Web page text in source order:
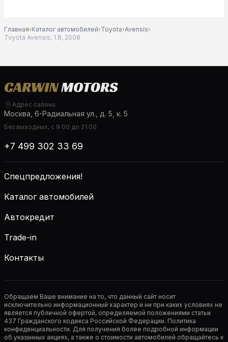
Главная›Каталог автомобилей›Toyota›Avensis›
Toyota Avensis, 1.8, 2008
Адрес салона
Москва, 6-Радиальная ул., д. 5, к. 5
Без выходных, с 9:00 до 21:00
+7 499 302 33 69
Спецпредложения!
Каталог автомобилей
Автокредит
Trade-in
Контакты
Обращаем Ваше внимание на то, что данный сайт носит
исключительно информационный характер и ни при каких условиях не
является публичной офертой, определяемой положениями статьи
437 Гражданского кодекса Российской Федерации. Политика
конфиденциальности. Для получения более подробной информации
об указанных акциях, а также о стоимости автомобилей обращайтесь к